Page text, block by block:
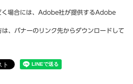
く場合には、Adobe社が提供するAdobe
、バナーのリンク先からダウンロードして